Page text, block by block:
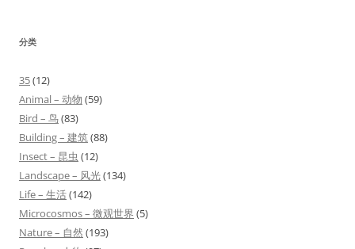
分类
35(12)
Animal – 动物 (59)
Bird – 鸟(83)
Building – 建筑(88)
Insect – 昆虫 (12)
Landscape – 风光(134)
Life – 生活(142)
Microcosmos – 微观世界 (5)
Nature – 自然 (193)